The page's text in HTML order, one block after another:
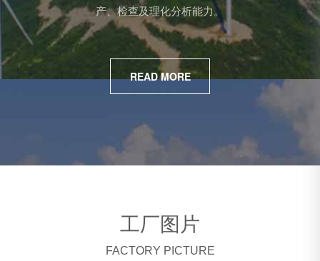
产、检查及理化分析能力。
READ MORE
工厂图片
FACTORY PICTURE